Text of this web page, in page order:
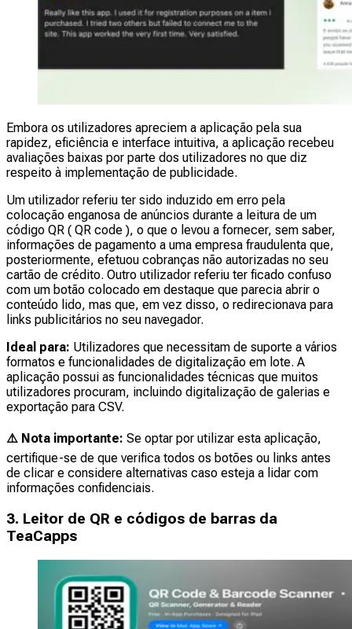
Embora os utilizadores apreciem a aplicação pela sua
rapidez, eficiência e interface intuitiva, a aplicação recebeu
avaliações baixas por parte dos utilizadores no que diz
respeito à implementação de publicidade.
Um utilizador referiu ter sido induzido em erro pela
colocação enganosa de anúncios durante a leitura de um
código QR ( QR code ), o que o levou a fornecer, sem saber,
informações de pagamento a uma empresa fraudulenta que,
posteriormente, efetuou cobranças não autorizadas no seu
cartão de crédito. Outro utilizador referiu ter ficado confuso
com um botão colocado em destaque que parecia abrir o
conteúdo lido, mas que, em vez disso, o redirecionava para
links publicitários no seu navegador.
Ideal para: Utilizadores que necessitam de suporte a vários
formatos e funcionalidades de digitalização em lote. A
aplicação possui as funcionalidades técnicas que muitos
utilizadores procuram, incluindo digitalização de galerias e
exportação para CSV.
⚠️ Nota importante: Se optar por utilizar esta aplicação,
certifique-se de que verifica todos os botões ou links antes
de clicar e considere alternativas caso esteja a lidar com
informações confidenciais.
3. Leitor de QR e códigos de barras da
TeaCapps